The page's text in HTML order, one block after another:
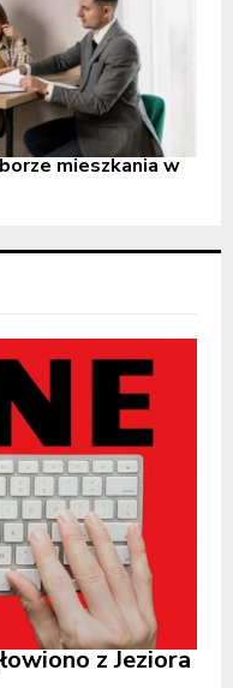
mieszkania w
z Jeziora